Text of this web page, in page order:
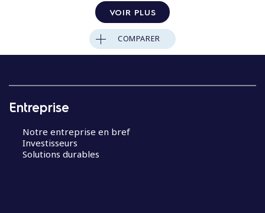
VOIR PLUS
COMPARER
Entreprise
Notre entreprise en bref
Investisseurs
Solutions durables